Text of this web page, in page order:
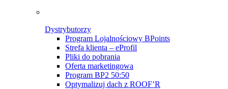
Dystrybutorzy
Program Lojalnościowy BPoints
Strefa klienta – eProfil
Pliki do pobrania
Oferta marketingowa
Program BP2 50:50
Optymalizuj dach z ROOF’R